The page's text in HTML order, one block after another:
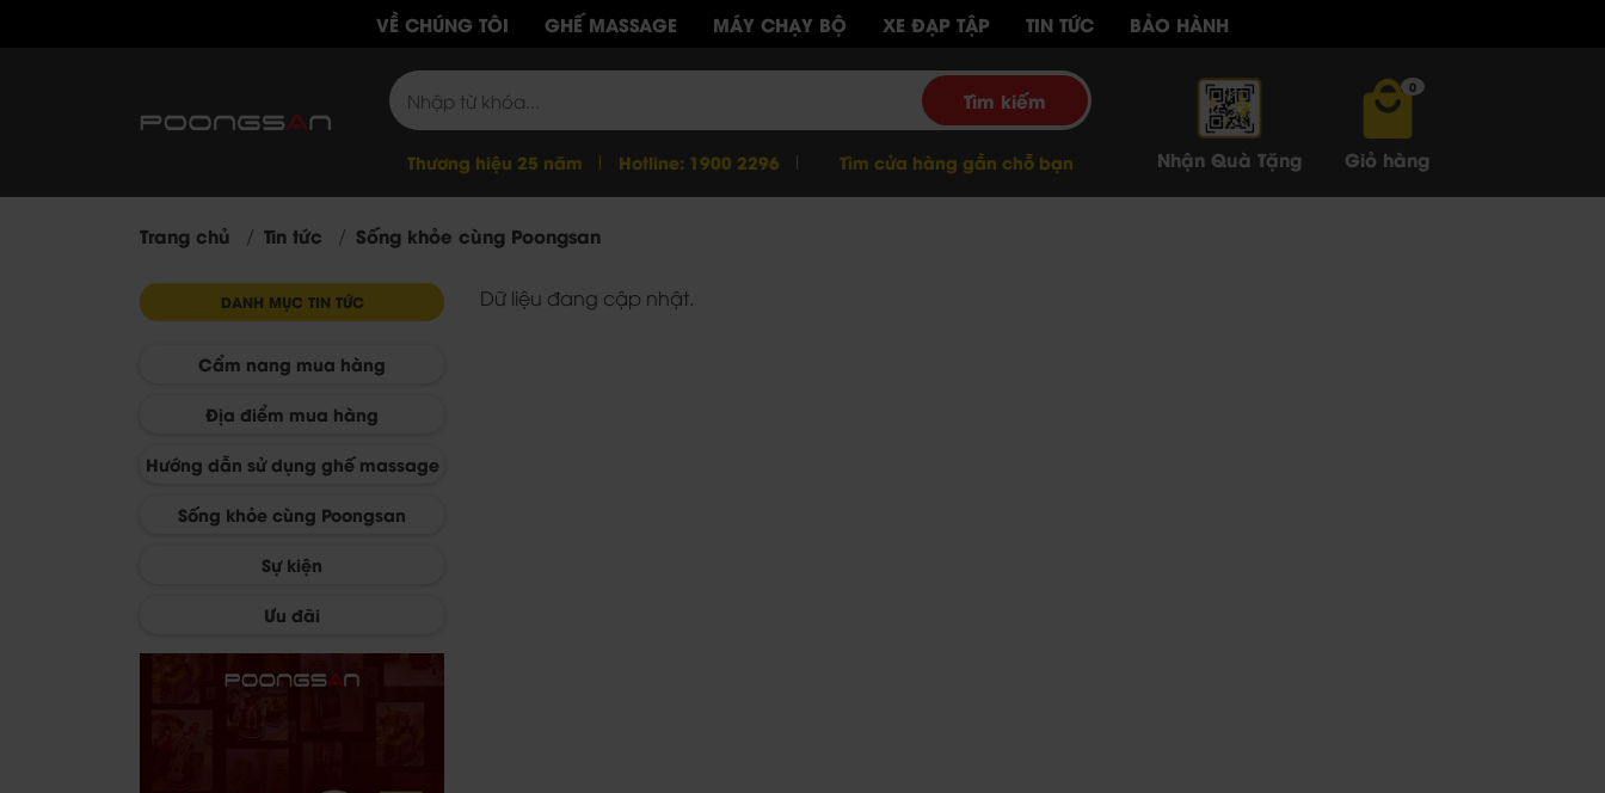
VỀ CHÚNG TÔI GHẾ MASSAGE MÁY CHẠY BỘ XE ĐẠP TẬP TIN TỨC BẢO HÀNH
Tìm kiếm
Thương hiệu 25 năm Hotline: 1900 2296 Tìm cửa hàng gần chỗ bạn Nhận Quà Tặng
0
Giỏ hàng
Trang chủ Tin tức Sống khỏe cùng Poongsan
DANH MỤC TIN TỨC
Cẩm nang mua hàng
Địa điểm mua hàng
Hướng dẫn sử dụng ghế massage
Sống khỏe cùng Poongsan
Sự kiện
Ưu đãi
Dữ liệu đang cập nhật.